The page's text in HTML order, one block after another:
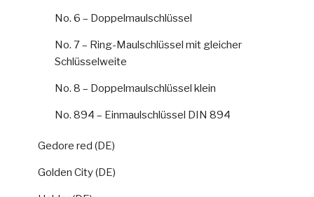
No. 6 – Doppelmaulschlüssel
No. 7 – Ring-Maulschlüssel mit gleicher
Schlüsselweite
No. 8 – Doppelmaulschlüssel klein
No. 894 – Einmaulschlüssel DIN 894
Gedore red (DE)
Golden City (DE)